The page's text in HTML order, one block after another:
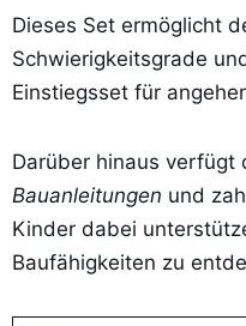
Dieses Set ermöglicht
Schwierigkeitsgrade
Einstiegsset für
Darüber hinaus verfügt
Bauanleitungen und
Kinder dabei
Baufähigkeiten zu